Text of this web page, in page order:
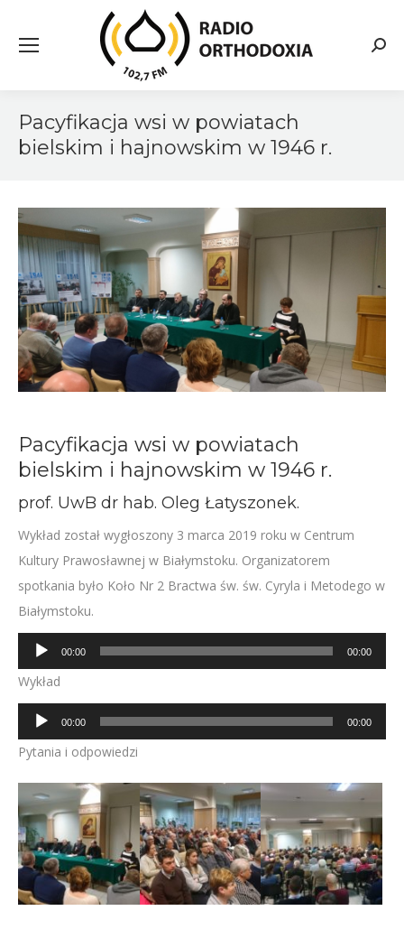
Pacyfikacja wsi w powiatach
bielskim i hajnowskim w 1946 r.
Pacyfikacja wsi w powiatach
bielskim i hajnowskim w 1946 r.
prof. UwB dr hab. Oleg Łatyszonek.
Wykład został wygłoszony 3 marca 2019 roku w Centrum
Kultury Prawosławnej w Białymstoku. Organizatorem
spotkania było Koło Nr 2 Bractwa św. św. Cyryla i Metodego w
Białymstoku.
Odtwarzacz
plików
dźwiękowych
00:00 00:00
Wykład
Odtwarzacz
plików
dźwiękowych
00:00 00:00
Pytania i odpowiedzi